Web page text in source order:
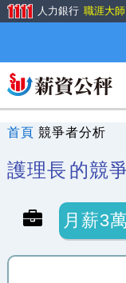
人力銀行 職涯大師
首頁 競爭者分析
護理長 的競
月薪3